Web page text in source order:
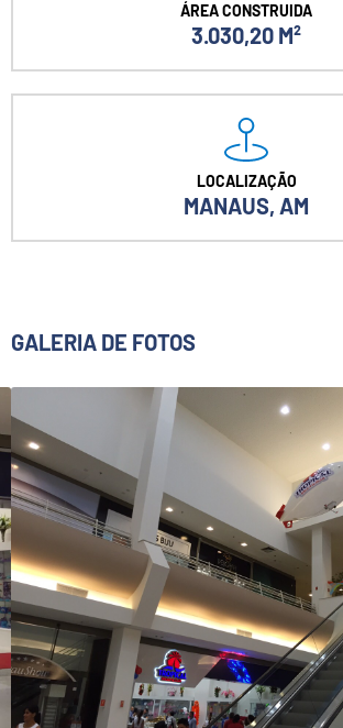
ÁREA CONSTRUIDA
3.030,20 M²
LOCALIZAÇÃO
MANAUS, AM
GALERIA DE FOTOS